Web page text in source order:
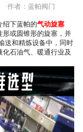
作者： 蓝帕阀门
绍下蓝帕的气动旋塞
形或圆锥形的旋塞，并
送和精炼设备中，同时
石油气、暖通行业及